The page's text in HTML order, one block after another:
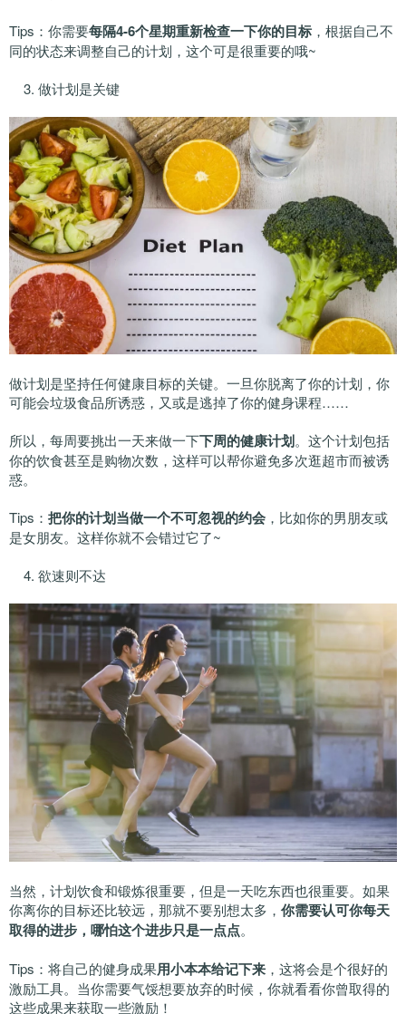
Tips：你需要每隔4-6个星期重新检查一下你的目标 ，根据自己不
同的状态来调整自己的计划，这个可是很重要的哦~
3. 做计划是关键
做计划是坚持任何健康目标的关键。一旦你脱离了你的计划，你
可能会垃圾食品所诱惑，又或是逃掉了你的健身课程……
所以，每周要挑出一天来做一下下周的健康计划。这个计划包括
你的饮食甚至是购物次数，这样可以帮你避免多次逛超市而被诱
惑。
Tips： 把你的计划当做一个不可忽视的约会 ，比如你的男朋友或
是女朋友。这样你就不会错过它了~
4. 欲速则不达
当然，计划饮食和锻炼很重要，但是一天吃东西也很重要。如果
你离你的目标还比较远，那就不要别想太多， 你需要认可你每天
取得的进步，哪怕这个进步只是一点点。
Tips：将自己的健身成果用小本本给记下来 ，这将会是个很好的
激励工具。当你需要气馁想要放弃的时候，你就看看你曾取得的
这些成果来获取一些激励！